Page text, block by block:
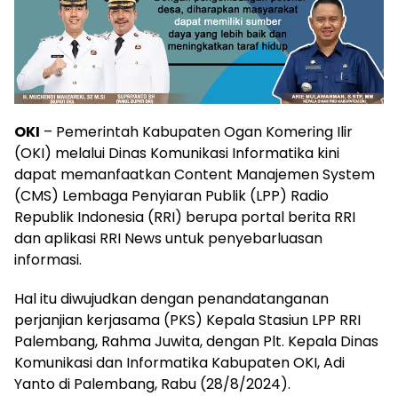
OKI – Pemerintah Kabupaten Ogan Komering Ilir
(OKI) melalui Dinas Komunikasi Informatika kini
dapat memanfaatkan Content Manajemen System
(CMS) Lembaga Penyiaran Publik (LPP) Radio
Republik Indonesia (RRI) berupa portal berita RRI
dan aplikasi RRI News untuk penyebarluasan
informasi.
Hal itu diwujudkan dengan penandatanganan
perjanjian kerjasama (PKS) Kepala Stasiun LPP RRI
Palembang, Rahma Juwita, dengan Plt. Kepala Dinas
Komunikasi dan Informatika Kabupaten OKI, Adi
Yanto di Palembang, Rabu (28/8/2024).